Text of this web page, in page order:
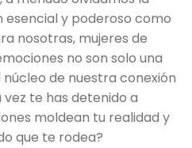
y poderoso como
nosotras, mujeres de
no son solo una
de nuestra conexión
vez te has detenido a
moldean tu realidad y
que te rodea?